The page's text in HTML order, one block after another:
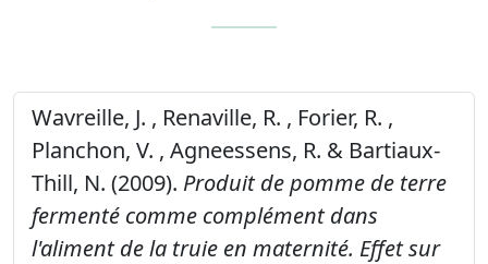
Wavreille, J. , Renaville, R. , Forier, R. ,
Planchon, V. , Agneessens, R. & Bartiaux-
Thill, N. (2009). Produit de pomme de terre
fermenté comme complément dans
l'aliment de la truie en maternité. Effet sur